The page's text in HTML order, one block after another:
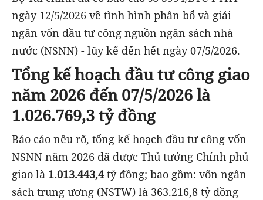
ngày 12/5/2026 về tình hình phân bổ và giải
ngân vốn đầu tư công nguồn ngân sách nhà
nước (NSNN) - lũy kế đến hết ngày 07/5/2026.
Tổng kế hoạch đầu tư công giao
năm 2026 đến 07/5/2026 là
1.026.769,3 tỷ đồng
Báo cáo nêu rõ, tổng kế hoạch đầu tư công vốn
NSNN năm 2026 đã được Thủ tướng Chính phủ
giao là 1.013.443,4tỷ đồng; bao gồm: vốn ngân
sách trung ương (NSTW) là 363.216,8 tỷ đồng